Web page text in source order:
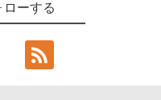
ローする